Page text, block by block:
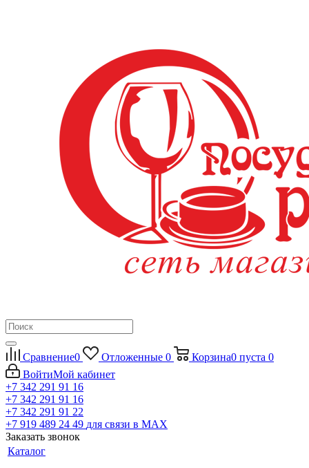
Сравнение0 Отложенные 0 Корзина0 пуста 0
ВойтиМой кабинет
+7 342 291 91 16
+7 342 291 91 16
+7 342 291 91 22
+7 919 489 24 49 для связи в МАХ
Заказать звонок
Каталог